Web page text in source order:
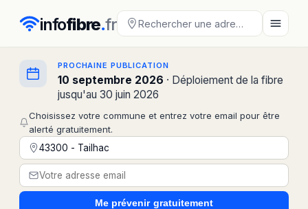
infofibre.fr
PROCHAINE PUBLICATION
10 septembre 2026 · Déploiement de la fibre
jusqu'au 30 juin 2026
Choisissez votre commune et entrez votre email pour être
alerté gratuitement.
Me prévenir gratuitement